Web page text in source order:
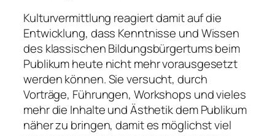
Kulturvermittlung reagiert damit auf die
Entwicklung, dass Kenntnisse und Wissen
des klassischen Bildungsbürgertums beim
Publikum heute nicht mehr vorausgesetzt
werden können. Sie versucht, durch
Vorträge, Führungen, Workshops und vieles
mehr die Inhalte und Ästhetik dem Publikum
näher zu bringen, damit es möglichst viel